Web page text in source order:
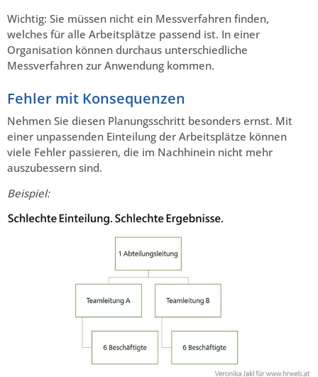
Wichtig: Sie müssen nicht ein Messverfahren finden,
welches für alle Arbeitsplätze passend ist. In einer
Organisation können durchaus unterschiedliche
Messverfahren zur Anwendung kommen.
Fehler mit Konsequenzen
Nehmen Sie diesen Planungsschritt besonders ernst. Mit
einer unpassenden Einteilung der Arbeitsplätze können
viele Fehler passieren, die im Nachhinein nicht mehr
auszubessern sind.
Beispiel: